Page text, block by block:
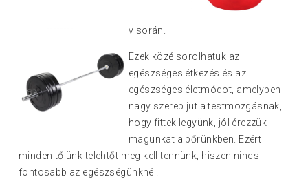
v során.
Ezek közé sorolhatuk az
egészséges étkezés és az
egészséges életmódot, amelyben
nagy szerep jut a testmozgásnak,
hogy fittek legyünk, jól érezzük
magunkat a bőrünkben. Ezért
minden tőlünk telehtőt meg kell tennünk, hiszen nincs
fontosabb az egészségünknél.